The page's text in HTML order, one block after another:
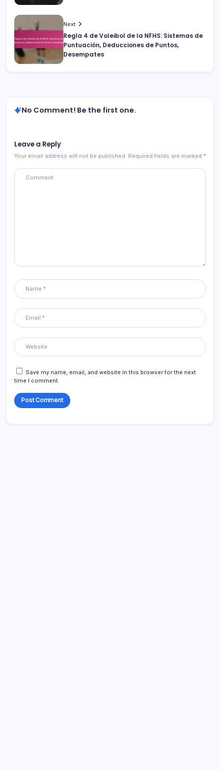
Next
Regla 4 de Voleibol de la NFHS: Sistemas de
Puntuación, Deducciones de Puntos,
Desempates
No Comment! Be the first one.
Leave a Reply
Your email address will not be published. Required fields are marked *
Save my name, email, and website in this browser for the next
time I comment.